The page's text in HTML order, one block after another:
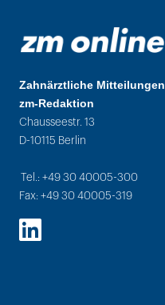
Zahnärztliche Mitteilungen
zm-Redaktion
Chausseestr. 13
D-10115 Berlin
Tel.: +49 30 40005-300
Fax: +49 30 40005-319
LinkedIn